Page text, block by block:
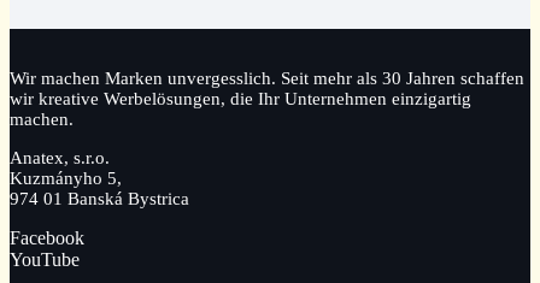
Wir machen Marken unvergesslich. Seit mehr als 30 Jahren schaffen
wir kreative Werbelösungen, die Ihr Unternehmen einzigartig
machen.
Anatex, s.r.o.
Kuzmányho 5,
974 01 Banská Bystrica
Facebook
YouTube